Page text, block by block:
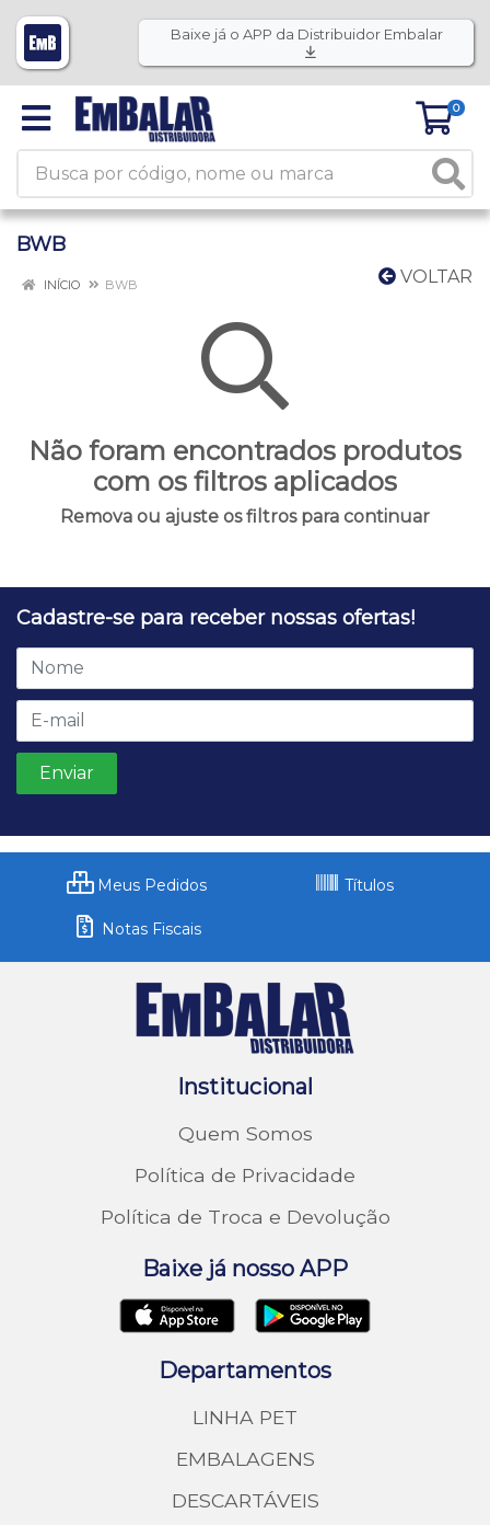
Baixe já o APP da Distribuidor Embalar
0
BWB
VOLTAR
INÍCIO BWB
Não foram encontrados produtos
com os filtros aplicados
Remova ou ajuste os filtros para continuar
Cadastre-se para receber nossas ofertas!
Meus Pedidos Títulos
Notas Fiscais
Institucional
Quem Somos
Política de Privacidade
Política de Troca e Devolução
Baixe já nosso APP
Departamentos
LINHA PET
EMBALAGENS
DESCARTÁVEIS